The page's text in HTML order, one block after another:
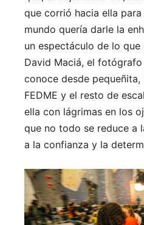
que corrió hacia ella
mundo quería darle la
un espectáculo de lo
David Maciá, el
conoce desde
FEDME y el resto de
ella con lágrimas en los
que no todo se reduce a
a la confianza y la